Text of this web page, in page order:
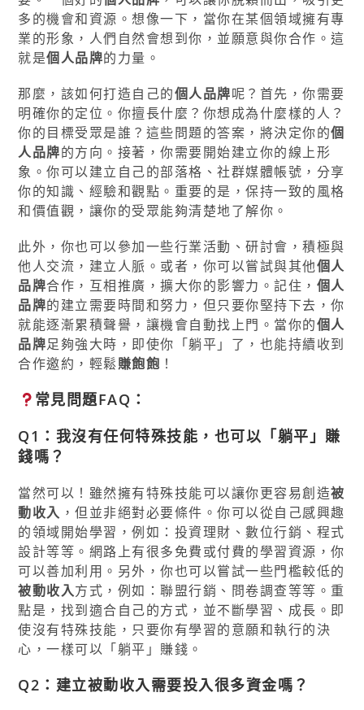
多的機會和資源。想像一下，當你在某個領域擁有專
業的形象，人們自然會想到你，並願意與你合作。這
就是個人品牌的力量。
那麼，該如何打造自己的個人品牌呢？首先，你需要
明確你的定位。你擅長什麼？你想成為什麼樣的人？
你的目標受眾是誰？這些問題的答案，將決定你的個
人品牌的方向。接著，你需要開始建立你的線上形
象。你可以建立自己的部落格、社群媒體帳號，分享
你的知識、經驗和觀點。重要的是，保持一致的風格
和價值觀，讓你的受眾能夠清楚地了解你。
此外，你也可以參加一些行業活動、研討會，積極與
他人交流，建立人脈。或者，你可以嘗試與其他個人
品牌合作，互相推廣，擴大你的影響力。記住， 個人
品牌的建立需要時間和努力，但只要你堅持下去，你
就能逐漸累積聲譽，讓機會自動找上門。當你的個人
品牌足夠強大時，即使你「躺平」了，也能持續收到
合作邀約，輕鬆賺飽飽 ！
常見問題FAQ：
Q1：我沒有任何特殊技能，也可以「躺平」賺
錢嗎？
當然可以！雖然擁有特殊技能可以讓你更容易創造被
動收入 ，但並非絕對必要條件。你可以從自己感興趣
的領域開始學習，例如：投資理財、數位行銷、程式
設計等等。網路上有很多免費或付費的學習資源，你
可以善加利用。另外，你也可以嘗試一些門檻較低的
被動收入方式，例如：聯盟行銷、問卷調查等等。重
點是，找到適合自己的方式，並不斷學習、成長。即
使沒有特殊技能，只要你有學習的意願和執行的決
心，一樣可以「躺平」賺錢。
Q2：建立被動收入需要投入很多資金嗎？